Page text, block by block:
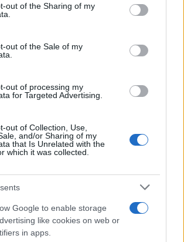
visit or usage behaviour. You may click to
to Google and its third-party tags to
below specified purposes in below Google
out of the Sharing of my
out of the Sale of my
out of processing my
for Targeted Advertising.
out of Collection, Use,
and/or Sharing of my
that Is Unrelated with the
which it was collected.
Google to enable storage
like cookies on web or
in apps.